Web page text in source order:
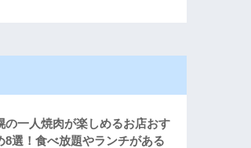
の一人焼肉が楽しめるお店おす
8選！食べ放題やランチがある